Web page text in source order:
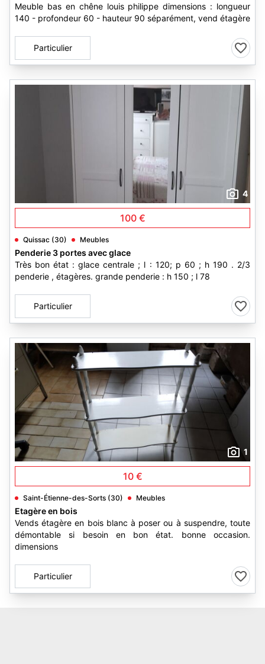
Meuble bas en chêne louis philippe dimensions : longueur
140 - profondeur 60 - hauteur 90 séparément, vend étagère
Particulier
4
100 €
Quissac (30) Meubles
Penderie 3 portes avec glace
Très bon état : glace centrale ; l : 120; p 60 ; h 190 . 2/3
penderie , étagères. grande penderie : h 150 ; l 78
Particulier
1
10 €
Saint-Étienne-des-Sorts (30) Meubles
Etagère en bois
Vends étagère en bois blanc à poser ou à suspendre, toute
démontable si besoin en bon état. bonne occasion.
dimensions
Particulier